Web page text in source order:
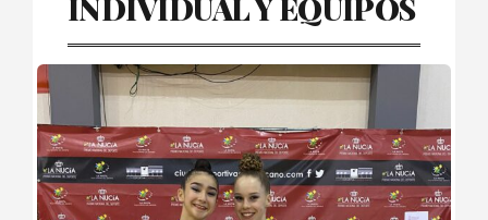
INDIVIDUAL Y EQUIPOS